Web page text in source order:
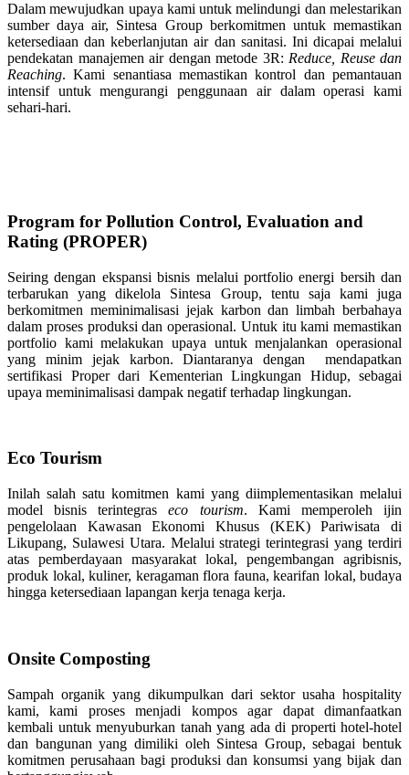
Dalam mewujudkan upaya kami untuk melindungi dan melestarikan
sumber daya air, Sintesa Group berkomitmen untuk memastikan
ketersediaan dan keberlanjutan air dan sanitasi. Ini dicapai melalui
pendekatan manajemen air dengan metode 3R: Reduce, Reuse dan
Reaching. Kami senantiasa memastikan kontrol dan pemantauan
intensif untuk mengurangi penggunaan air dalam operasi kami
sehari-hari.
Program for Pollution Control, Evaluation and
Rating (PROPER)
Seiring dengan ekspansi bisnis melalui portfolio energi bersih dan
terbarukan yang dikelola Sintesa Group, tentu saja kami juga
berkomitmen meminimalisasi jejak karbon dan limbah berbahaya
dalam proses produksi dan operasional. Untuk itu kami memastikan
portfolio kami melakukan upaya untuk menjalankan operasional
yang minim jejak karbon. Diantaranya dengan mendapatkan
sertifikasi Proper dari Kementerian Lingkungan Hidup, sebagai
upaya meminimalisasi dampak negatif terhadap lingkungan.
Eco Tourism
Inilah salah satu komitmen kami yang diimplementasikan melalui
model bisnis terintegraseco tourism. Kami memperoleh ijin
pengelolaan Kawasan Ekonomi Khusus (KEK) Pariwisata di
Likupang, Sulawesi Utara. Melalui strategi terintegrasi yang terdiri
atas pemberdayaan masyarakat lokal, pengembangan agribisnis,
produk lokal, kuliner, keragaman flora fauna, kearifan lokal, budaya
hingga ketersediaan lapangan kerja tenaga kerja.
Onsite Composting
Sampah organik yang dikumpulkan dari sektor usaha hospitality
kami, kami proses menjadi kompos agar dapat dimanfaatkan
kembali untuk menyuburkan tanah yang ada di properti hotel-hotel
dan bangunan yang dimiliki oleh Sintesa Group, sebagai bentuk
komitmen perusahaan bagi produksi dan konsumsi yang bijak dan